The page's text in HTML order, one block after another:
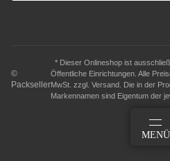
©
Packseller
* Dieser Onlineshop ist
Öffentliche Einrichtungen. Alle
MwSt. zzgl. Versand . Die in der
Markennamen sind Eigentum der
MENÜ